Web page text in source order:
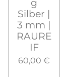
g
Silber |
3 mm |
RAURE
IF
60,00 €